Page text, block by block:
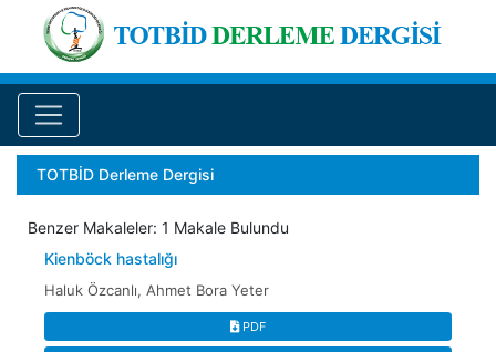
TOTBİD Derleme Dergisi
Benzer Makaleler: 1 Makale Bulundu
Kienböck hastalığı
Haluk Özcanlı, Ahmet Bora Yeter
PDF